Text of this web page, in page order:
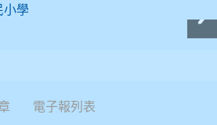
電子報列表